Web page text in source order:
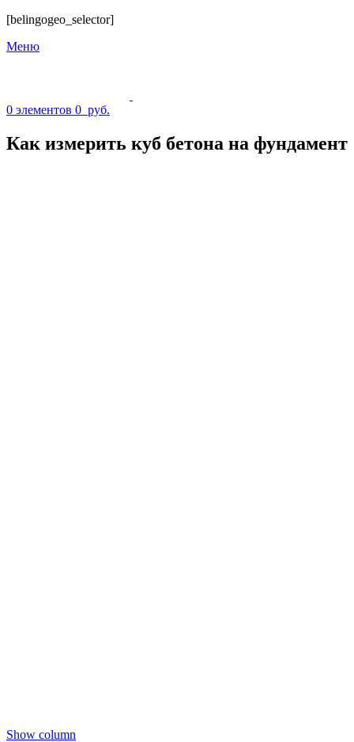
[belingogeo_selector]
Меню
0 элементов 0 руб.
Как измерить куб бетона на фундамент
Show column